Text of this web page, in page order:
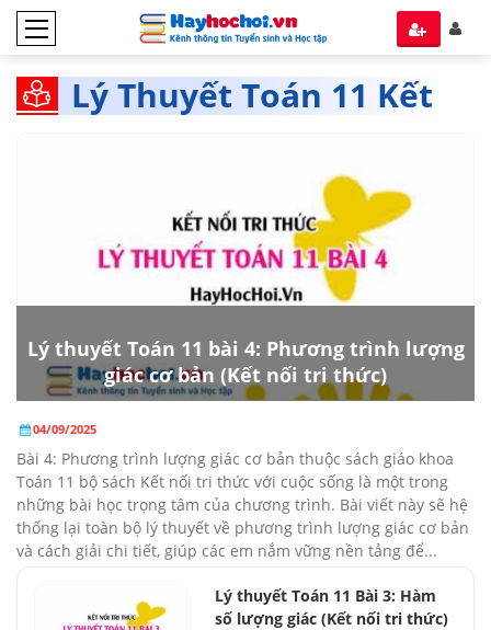
Lý Thuyết Toán 11 Kết
Lý thuyết Toán 11 bài 4: Phương trình lượng
giác cơ bản (Kết nối tri thức)
04/09/2025
Bài 4: Phương trình lượng giác cơ bản thuộc sách giáo khoa
Toán 11 bộ sách Kết nối tri thức với cuộc sống là một trong
những bài học trọng tâm của chương trình. Bài viết này sẽ hệ
thống lại toàn bộ lý thuyết về phương trình lượng giác cơ bản
và cách giải chi tiết, giúp các em nắm vững nền tảng để...
Lý thuyết Toán 11 Bài 3: Hàm
số lượng giác (Kết nối tri thức)